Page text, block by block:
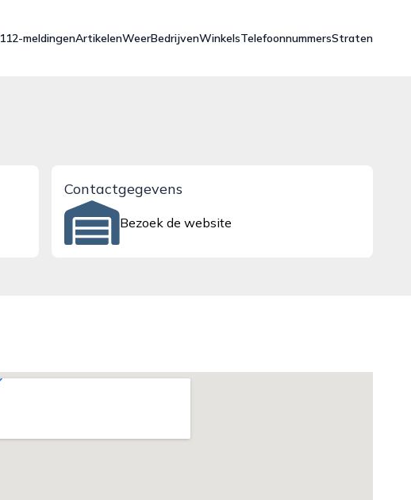
112-meldingenArtikelenWeerBedrijvenWinkelsTelefoonnummersStraten
Contactgegevens
Bezoek de website